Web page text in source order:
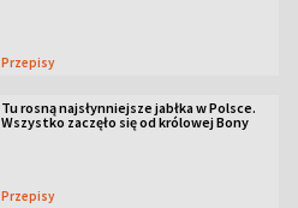
Przepisy
Tu rosną najsłynniejsze jabłka w Polsce.
Wszystko zaczęło się od królowej Bony
Przepisy